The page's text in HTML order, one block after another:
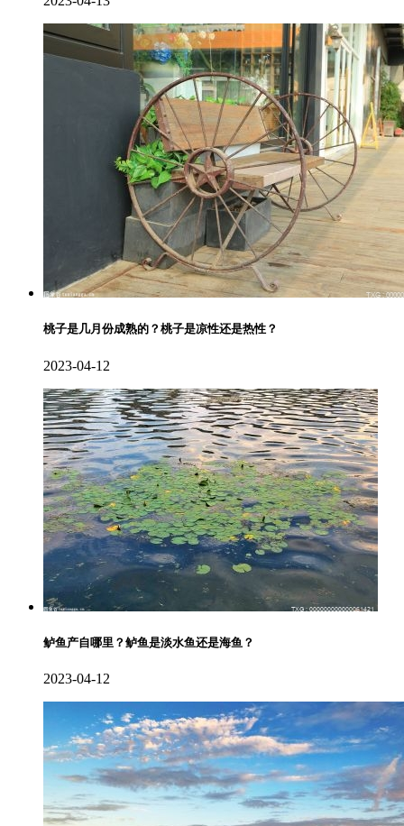
桃子是几月份成熟的？桃子是凉性还是热性？
2023-04-12
鲈鱼产自哪里？鲈鱼是淡水鱼还是海鱼？
2023-04-12